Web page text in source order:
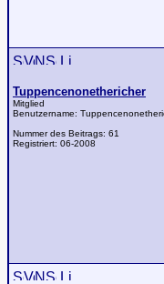
Tuppencenonethericher
Mitglied
Benutzername:
Nummer des Beitrags: 61
Registriert: 06-2008